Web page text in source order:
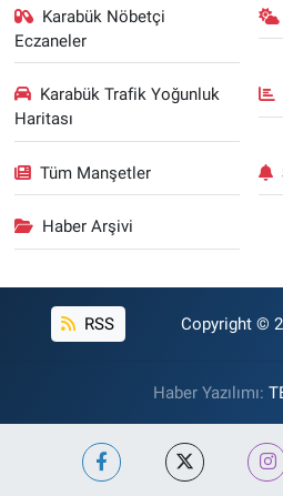
Karabük Nöbetçi
Eczaneler
Karabük Trafik Yoğunluk
Haritası
Tüm Manşetler
Haber Arşivi
RSS Copyright ©
Haber Yazılımı: